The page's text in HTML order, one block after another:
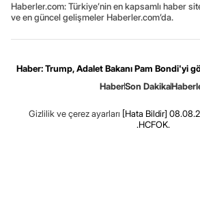
Haberler.com: Türkiye’nin en kapsamlı haber
ve en güncel gelişmeler Haberler.com’da.
Haber: Trump, Adalet Bakanı Pam Bondi'yi
HaberSon Dakika
Gizlilik ve çerez ayarları [Hata Bildir]
.HCFOK.